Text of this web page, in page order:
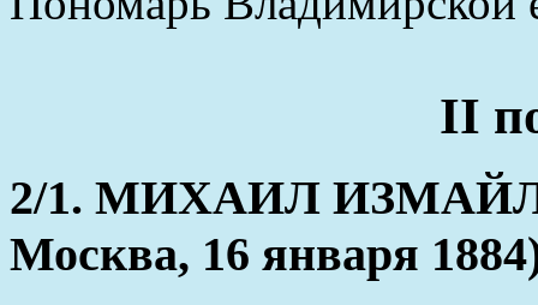
II
2/1. МИХАИЛ
Москва, 16 января